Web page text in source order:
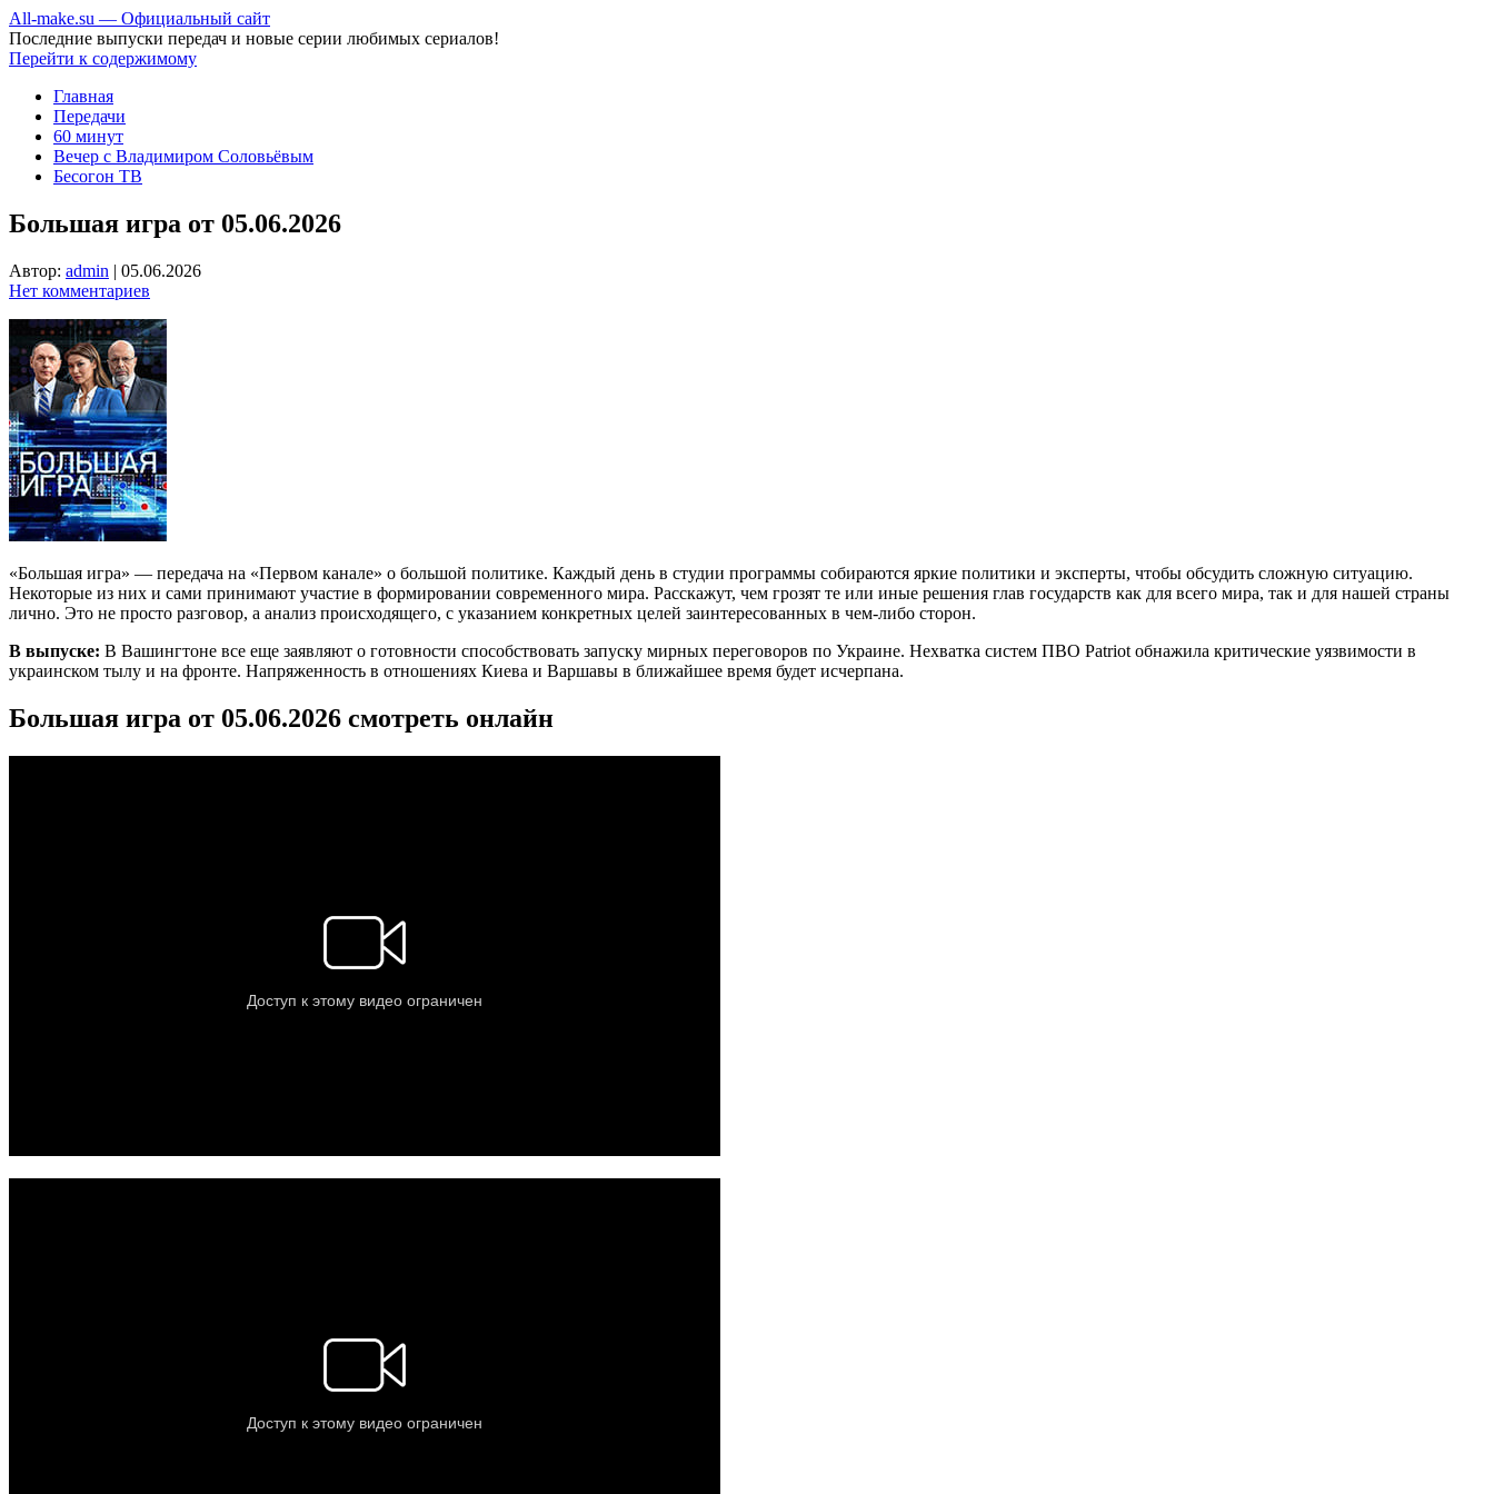
All-make.su — Официальный сайт
Последние выпуски передач и новые серии любимых сериалов!
Перейти к содержимому
Главная
Передачи
60 минут
Вечер с Владимиром Соловьёвым
Бесогон ТВ
Большая игра от 05.06.2026
Автор: admin | 05.06.2026
Нет комментариев
«Большая игра» — передача на «Первом канале» о большой политике. Каждый день в студии программы собираются яркие политики и эксперты, чтобы обсудить сложную ситуацию.
Некоторые из них и сами принимают участие в формировании современного мира. Расскажут, чем грозят те или иные решения глав государств как для всего мира, так и для нашей страны
лично. Это не просто разговор, а анализ происходящего, с указанием конкретных целей заинтересованных в чем-либо сторон.
В выпуске: В Вашингтоне все еще заявляют о готовности способствовать запуску мирных переговоров по Украине. Нехватка систем ПВО Patriot обнажила критические уязвимости в
украинском тылу и на фронте. Напряженность в отношениях Киева и Варшавы в ближайшее время будет исчерпана.
Большая игра от 05.06.2026 смотреть онлайн